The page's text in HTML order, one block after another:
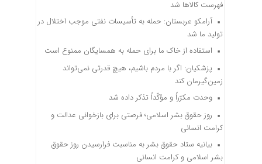
فهرست کالاها شد
آرامکو عربستان: حمله به تأسیسات نفتی موجب اختلال در
تولید ما شد
استفاده از خاک ما برای حمله به همسایگان ممنوع است
پزشکیان: اگر با مردم باشیم، هیچ قدرتی نمی‌تواند
زمین‌گیرمان کند
وحدت مکرّراً و مؤکّداً تذکر داده شد
روز حقوق بشر اسلامی؛ فرصتی برای بازخوانی عدالت و
کرامت انسانی
بیانیه ستاد حقوق بشر به مناسبت فرارسیدن روز حقوق
بشر اسلامی و کرامت انسانی